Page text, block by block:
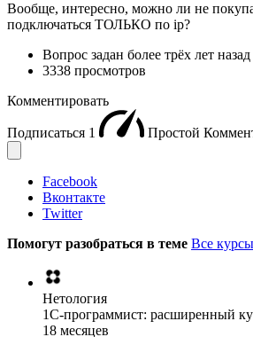
Вообще, интересно, можно ли не
подключаться ТОЛЬКО по ip?
Вопрос задан более трёх лет назад
3338 просмотров
Комментировать
Подписаться 1 Простой
Facebook
Вконтакте
Twitter
Помогут разобраться в теме Все курсы
Нетология
1C-программист: расширенный
18 месяцев